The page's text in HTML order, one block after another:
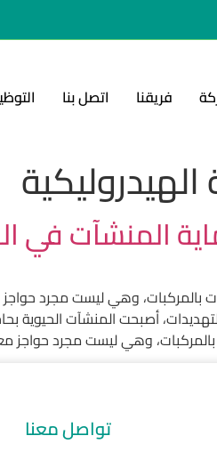
فريقنا اتصل بنا
المنشآت في
وهي ليست مجرد حواجز
أصبحت المنشآت
وهي ليست مجرد حواجز
تواصل معنا